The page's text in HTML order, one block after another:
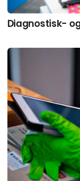
Diagnostisk-